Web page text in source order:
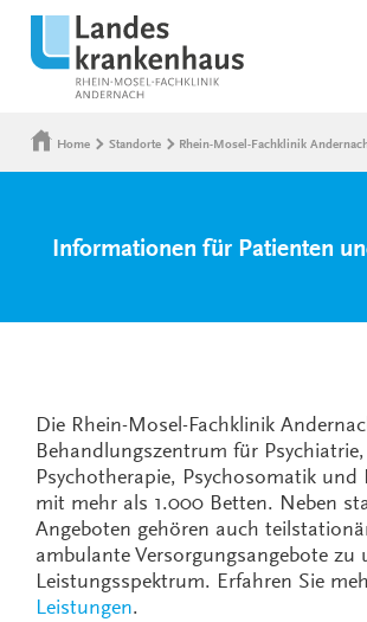
Home Standorte Rhein-Mosel-Fachklinik
Informationen für Patienten
Die Rhein-Mosel-Fachklinik
Behandlungszentrum für Psychiatrie,
Psychotherapie, Psychosomatik und
mit mehr als 1.000 Betten. Neben
Angeboten gehören auch
ambulante Versorgungsangebote zu
Leistungsspektrum. Erfahren Sie
Leistungen.